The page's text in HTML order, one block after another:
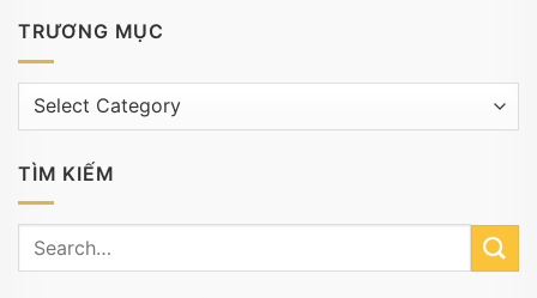
TRƯƠNG MỤC
Trương
TÌM KIẾM